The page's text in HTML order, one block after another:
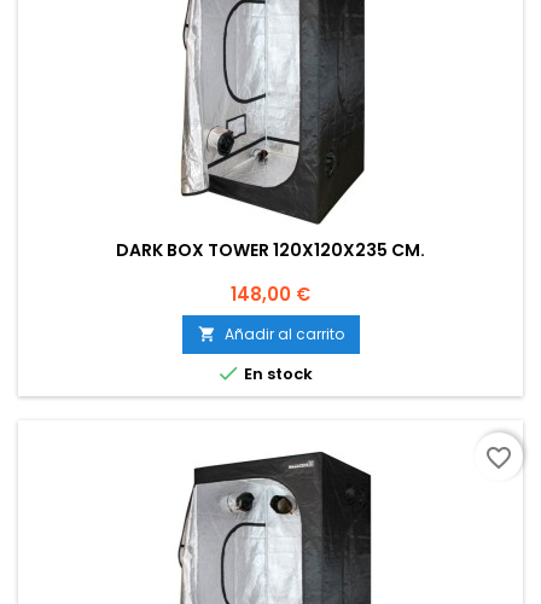
DARK BOX TOWER 120X120X235 CM.
Precio
148,00 €
 Añadir al carrito
 En stock
favorite_border